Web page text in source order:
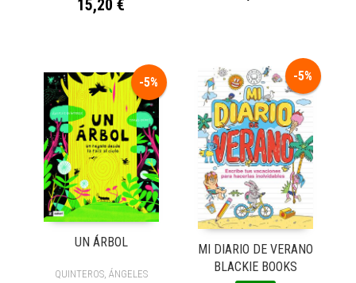
15,20 €
-5%
UN ÁRBOL
QUINTEROS, ÁNGELES
-5%
MI DIARIO DE VERANO
BLACKIE BOOKS